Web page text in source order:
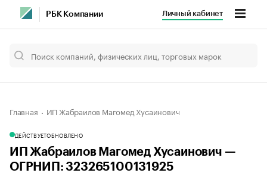
РБК Компании Личный кабинет
Главная ИП Жабраилов Магомед Хусаинович
ДЕЙСТВУЕТОБНОВЛЕНО
ИП Жабраилов Магомед Хусаинович —
ОГРНИП: 323265100131925